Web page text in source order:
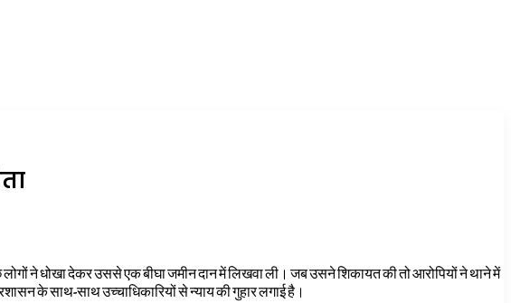
ने धोखा देकर उससे एक बीघा जमीन दान में लिखवा ली। जब उसने शिकायत की तो आरोपियों ने थाने में
के साथ-साथ उच्चाधिकारियों से न्याय की गुहार लगाई है।